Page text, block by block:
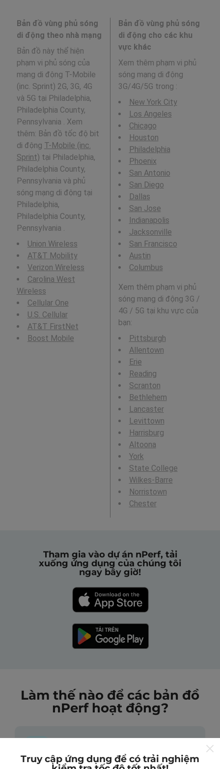
Bản đồ vùng phủ sóng
di động theo nhà mạng
Bản đồ này thể hiện
phạm vi phủ sóng của
mạng di động T-Mobile
(inc. Sprint) 2G, 3G, 4G
và 5G tại Philadelphia,
Philadelphia County,
Pennsylvania . Xem
thêm: Bản đồ tốc độ bit
di động T-Mobile (inc.
Sprint) tại Philadelphia,
Philadelphia County,
Pennsylvania và phủ
sóng mạng di động tại
Philadelphia,
Philadelphia County,
Pennsylvania .
Union Wireless
AT&T Mobility
Verizon Wireless
Carolina West
Wireless
Cellular One
U.S. Cellular
AT&T FirstNet
Boost Mobile
Bản đồ vùng phủ sóng
di động cho các khu
vực khác
Xem thêm phạm vi phủ
sóng mạng di động
3G/4G/5G trong :
New York City
Los Angeles
Chicago
Houston
Philadelphia
Phoenix
San Antonio
San Diego
Dallas
San Jose
Indianapolis
Jacksonville
San Francisco
Austin
Columbus
Xem thêm phạm vi phủ
sóng mạng di động 3G /
4G / 5G tại khu vực của
bạn:
Pittsburgh
Allentown
Erie
Reading
Scranton
Bethlehem
Lancaster
Levittown
Harrisburg
Altoona
York
State College
Wilkes-Barre
Norristown
Chester
Tham gia vào dự án nPerf, tải
xuống ứng dụng của chúng tôi
ngay bây giờ!
Làm thế nào để các bản đồ
nPerf hoạt động?
Truy cập ứng dụng để có trải nghiệm